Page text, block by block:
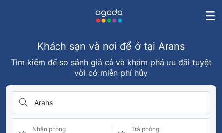
Khách sạn và nơi để ở tại Arans
Tìm kiếm để so sánh giá cả và khám phá ưu đãi tuyệt
vời có miễn phí hủy
Arans
Nhận phòng Trả phòng